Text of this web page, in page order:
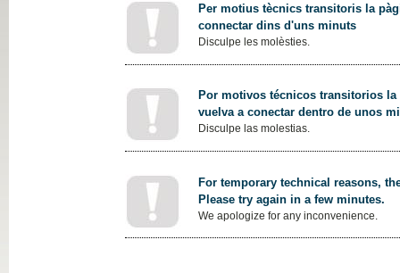
Per motius tècnics transitoris la
connectar dins d'uns minuts
Disculpe les molèsties.
Por motivos técnicos transitorios
vuelva a conectar dentro de unos
Disculpe las molestias.
For temporary technical reasons,
Please try again in a few minutes.
We apologize for any inconvenience.